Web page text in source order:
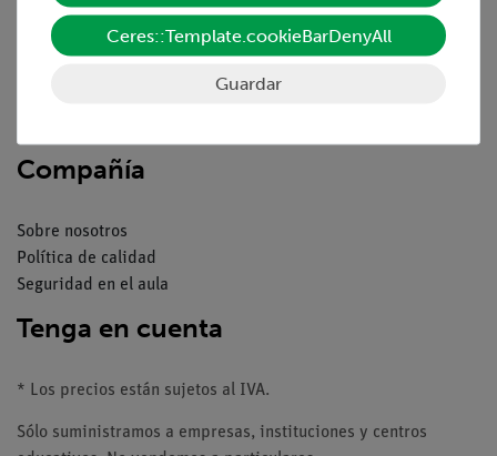
Resumen del servicio
Descargas
Compañía
Sobre nosotros
Política de calidad
Seguridad en el aula
Tenga en cuenta
* Los precios están sujetos al IVA.
Sólo suministramos a empresas, instituciones y centros
Ceres::Template.cookieBarDenyAll
Guardar